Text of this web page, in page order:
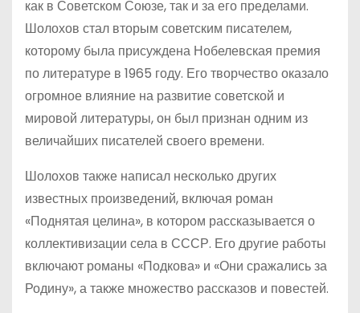
как в Советском Союзе, так и за его пределами.
Шолохов стал вторым советским писателем,
которому была присуждена Нобелевская премия
по литературе в 1965 году. Его творчество оказало
огромное влияние на развитие советской и
мировой литературы, он был признан одним из
величайших писателей своего времени.
Шолохов также написал несколько других
известных произведений, включая роман
«Поднятая целина», в котором рассказывается о
коллективизации села в СССР. Его другие работы
включают романы «Подкова» и «Они сражались за
Родину», а также множество рассказов и повестей.